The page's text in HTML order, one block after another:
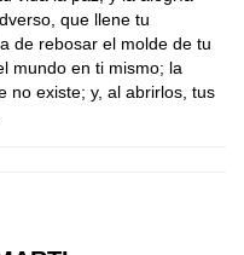
que llene tu
de rebosar el molde de tu
mundo en ti mismo; la
no existe; y, al abrirlos, tus